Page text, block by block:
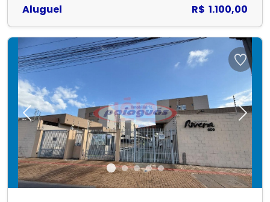
Aluguel R$ 1.100,00
Previous Next